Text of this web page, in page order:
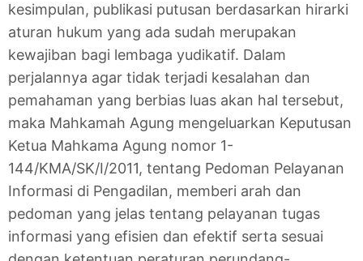
kesimpulan, publikasi putusan berdasarkan hirarki
aturan hukum yang ada sudah merupakan
kewajiban bagi lembaga yudikatif. Dalam
perjalannya agar tidak terjadi kesalahan dan
pemahaman yang berbias luas akan hal tersebut,
maka Mahkamah Agung mengeluarkan Keputusan
Ketua Mahkama Agung nomor 1-
144/KMA/SK/I/2011, tentang Pedoman Pelayanan
Informasi di Pengadilan, memberi arah dan
pedoman yang jelas tentang pelayanan tugas
informasi yang efisien dan efektif serta sesuai